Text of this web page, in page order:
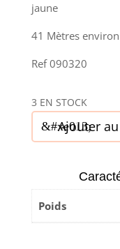
jaune
41 Mètres environ
Ref 090320
3 EN STOCK
quantité
-
Vialaton
et
Ajouter
Poids